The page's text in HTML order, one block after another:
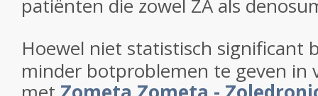
patiënten die zowel ZA als
Hoewel niet statistisch significant
minder botproblemen te geven in